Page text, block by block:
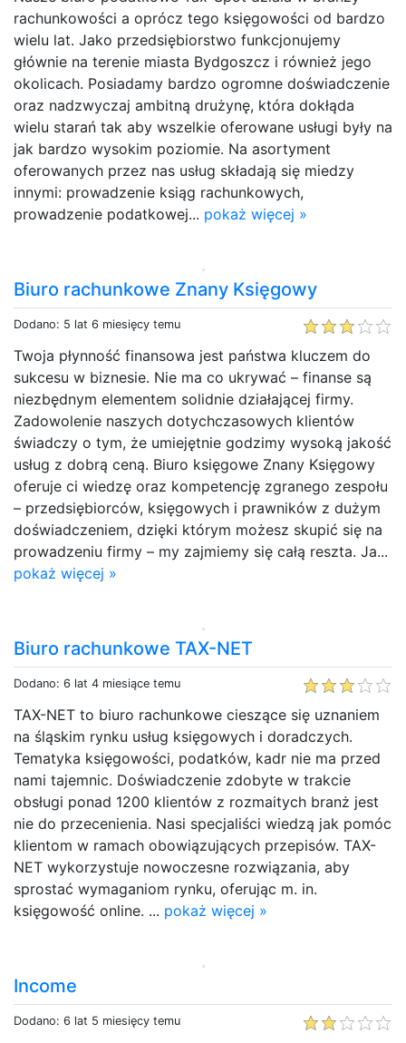
rachunkowości a oprócz tego księgowości od bardzo
wielu lat. Jako przedsiębiorstwo funkcjonujemy
głównie na terenie miasta Bydgoszcz i również jego
okolicach. Posiadamy bardzo ogromne doświadczenie
oraz nadzwyczaj ambitną drużynę, która dokłąda
wielu starań tak aby wszelkie oferowane usługi były na
jak bardzo wysokim poziomie. Na asortyment
oferowanych przez nas usług składają się miedzy
innymi: prowadzenie ksiąg rachunkowych,
prowadzenie podatkowej... pokaż więcej »
Biuro rachunkowe Znany Księgowy
Dodano: 5 lat 6 miesięcy temu
Twoja płynność finansowa jest państwa kluczem do
sukcesu w biznesie. Nie ma co ukrywać – finanse są
niezbędnym elementem solidnie działającej firmy.
Zadowolenie naszych dotychczasowych klientów
świadczy o tym, że umiejętnie godzimy wysoką jakość
usług z dobrą ceną. Biuro księgowe Znany Księgowy
oferuje ci wiedzę oraz kompetencję zgranego zespołu
– przedsiębiorców, księgowych i prawników z dużym
doświadczeniem, dzięki którym możesz skupić się na
prowadzeniu firmy – my zajmiemy się całą reszta. Ja...
pokaż więcej »
Biuro rachunkowe TAX-NET
Dodano: 6 lat 4 miesiące temu
TAX-NET to biuro rachunkowe cieszące się uznaniem
na śląskim rynku usług księgowych i doradczych.
Tematyka księgowości, podatków, kadr nie ma przed
nami tajemnic. Doświadczenie zdobyte w trakcie
obsługi ponad 1200 klientów z rozmaitych branż jest
nie do przecenienia. Nasi specjaliści wiedzą jak pomóc
klientom w ramach obowiązujących przepisów. TAX-
NET wykorzystuje nowoczesne rozwiązania, aby
sprostać wymaganiom rynku, oferując m. in.
księgowość online. ... pokaż więcej »
Income
Dodano: 6 lat 5 miesięcy temu